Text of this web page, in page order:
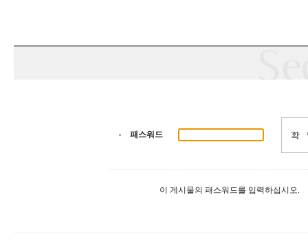
패스워드
이 게시물의 패스워드를 입력하십시오.